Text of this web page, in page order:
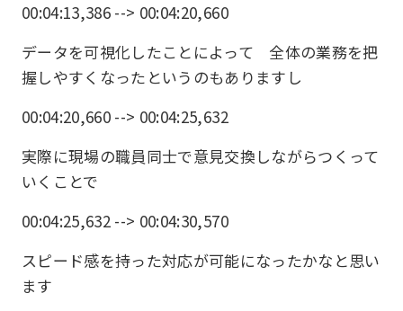
00:04:13,386 --> 00:04:20,660
データを可視化したことによって 全体の業務を把
握しやすくなったというのもありますし
00:04:20,660 --> 00:04:25,632
実際に現場の職員同士で意見交換しながらつくって
いくことで
00:04:25,632 --> 00:04:30,570
スピード感を持った対応が可能になったかなと思い
ます